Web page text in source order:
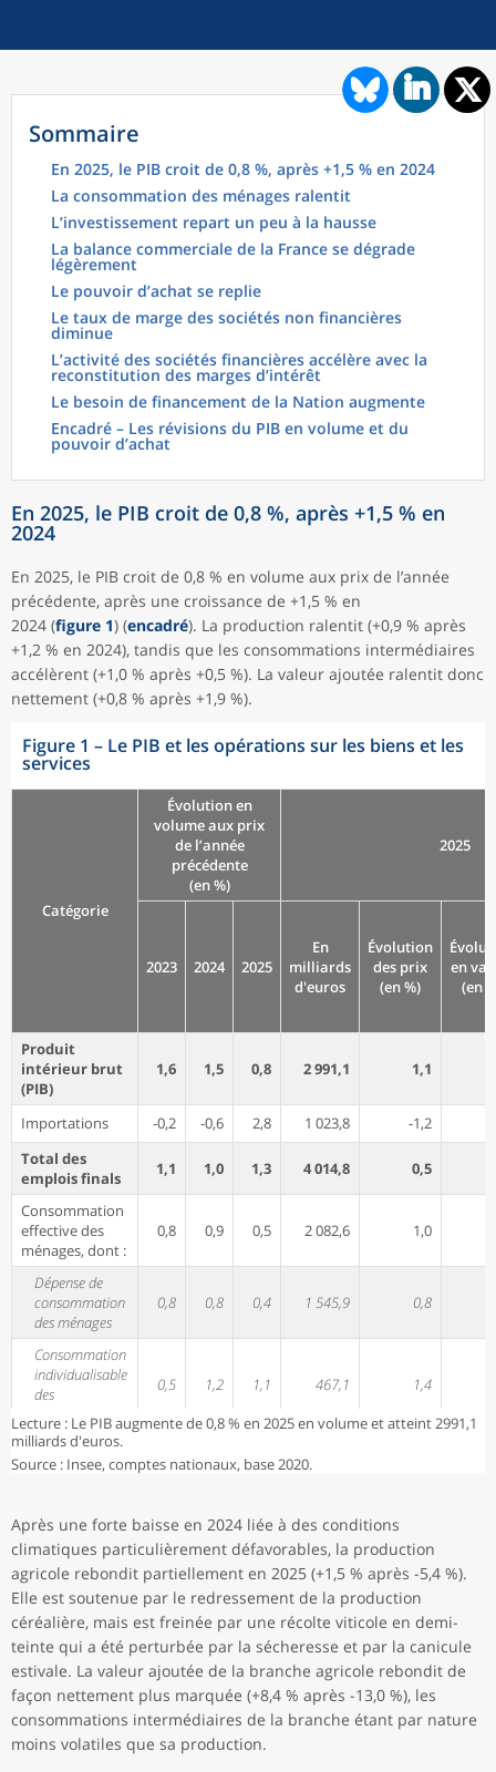
Sommaire
En 2025, le PIB croit de 0,8 %, après +1,5 % en 2024
La consommation des ménages ralentit
L’investissement repart un peu à la hausse
La balance commerciale de la France se dégrade
légèrement
Le pouvoir d’achat se replie
Le taux de marge des sociétés non financières
diminue
L’activité des sociétés financières accélère avec la
reconstitution des marges d’intérêt
Le besoin de financement de la Nation augmente
Encadré – Les révisions du PIB en volume et du
pouvoir d’achat
En 2025, le PIB croit de 0,8 %, après +1,5 % en
2024
En 2025, le PIB croit de 0,8 % en volume aux prix de l’année
précédente, après une croissance de +1,5 % en
2024 (figure 1) (encadré). La production ralentit (+0,9 % après
+1,2 % en 2024), tandis que les consommations intermédiaires
accélèrent (+1,0 % après +0,5 %). La valeur ajoutée ralentit donc
nettement (+0,8 % après +1,9 %).
Figure 1 – Le PIB et les opérations sur les biens et les
services
Catégorie
Évolution en
volume aux prix
de l’année
précédente
(en %)
2025
2023 2024 2025
En
milliards
d'euros
Évolution
des prix
(en %)
en
(en
Produit
intérieur brut
(PIB)
1,6 1,5 0,8 2 991,1 1,1
Importations -0,2 -0,6 2,8 1 023,8 -1,2
Total des
emplois finals
1,1 1,0 1,3 4 014,8 0,5
Consommation
effective des
ménages, dont :
0,8 0,9 0,5 2 082,6 1,0
Dépense de
consommation
des ménages
0,8 0,8 0,4 1 545,9 0,8
Consommation
individualisable
des
administrations
0,5 1,2 1,1 467,1 1,4
Consommation
collective des
Formation
brute de capital
fixe, dont :
1,3 -0,9 0,5 663,6 1,2
financières
4,5 -0,1 0,4 364,8 1,2
Ménages -8,2 -9,8 -0,2 133,1 1,4
Administrations
publiques
5,3 2,6 132,2
Variation de
Lecture : Le PIB augmente de 0,8 % en 2025 en volume et atteint 2991,1
milliards d'euros.
Source : Insee, comptes nationaux, base 2020.
Après une forte baisse en 2024 liée à des conditions
climatiques particulièrement défavorables, la production
agricole rebondit partiellement en 2025 (+1,5 % après -5,4 %).
Elle est soutenue par le redressement de la production
céréalière, mais est freinée par une récolte viticole en demi-
teinte qui a été perturbée par la sécheresse et par la canicule
estivale. La valeur ajoutée de la branche agricole rebondit de
façon nettement plus marquée (+8,4 % après -13,0 %), les
consommations intermédiaires de la branche étant par nature
moins volatiles que sa production.